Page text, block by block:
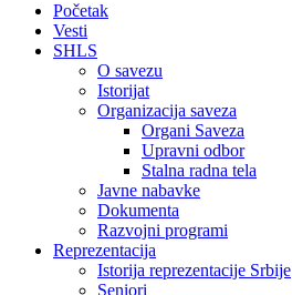
Početak
Vesti
SHLS
O savezu
Istorijat
Organizacija saveza
Organi Saveza
Upravni odbor
Stalna radna tela
Javne nabavke
Dokumenta
Razvojni programi
Reprezentacija
Istorija reprezentacije Srbije
Seniori